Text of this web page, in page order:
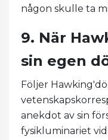
någon skulle ta
9. När
sin egen
Följer
anekdot av sin
fysikluminariet